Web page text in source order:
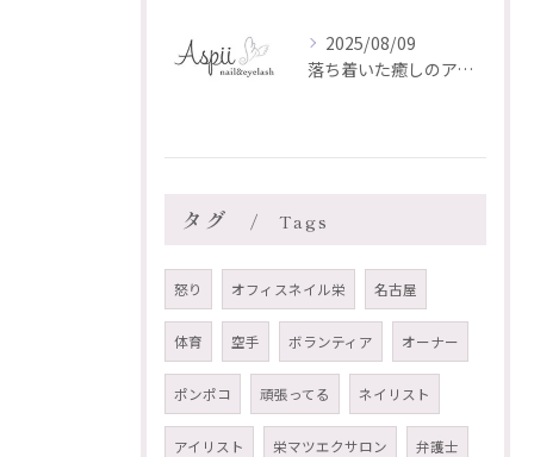
2025/08/09
落ち着いた癒しのアイリスト AKI のご紹介✨
タグ Tags
怒り オフィスネイル栄 名古屋
体育 空手 ボランティア オーナー
ポンポコ 頑張ってる ネイリスト
アイリスト 栄マツエクサロン 弁護士